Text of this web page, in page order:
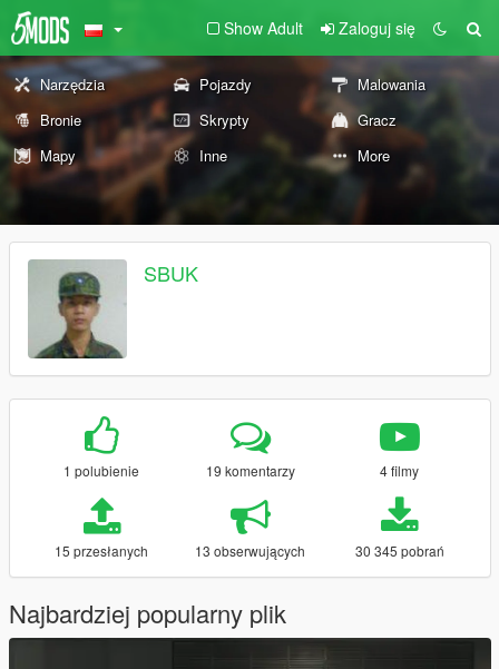
Show Adult Zaloguj się
Narzędzia Pojazdy
Malowania
Bronie
Skrypty
Gracz
Mapy
Inne More
SBUK
1 polubienie 19 komentarzy 4 filmy
15 przesłanych 13 obserwujących 30 345 pobrań
Najbardziej popularny plik